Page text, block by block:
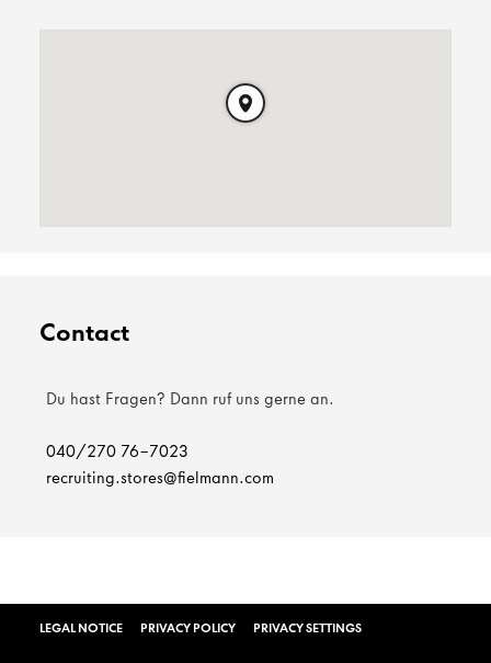
Contact
Du hast Fragen? Dann ruf uns gerne an.
040/270 76-7023
recruiting.stores@fielmann.com
LEGAL NOTICE PRIVACY POLICY PRIVACY SETTINGS